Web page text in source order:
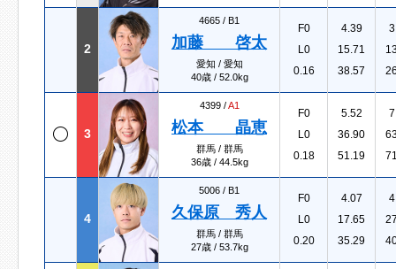
2
4665 / B1
加藤 啓太
愛知 / 愛知
40歳 / 52.0kg
F0
L0
0.16
4.39
15.71
38.57
3
4399 /A1
松本 晶恵
群馬 / 群馬
36歳 / 44.5kg
F0
L0
0.18
5.52
36.90
51.19
4
5006 / B1
久保原 秀人
群馬 / 群馬
27歳 / 53.7kg
F0
L0
0.20
4.07
17.65
35.29